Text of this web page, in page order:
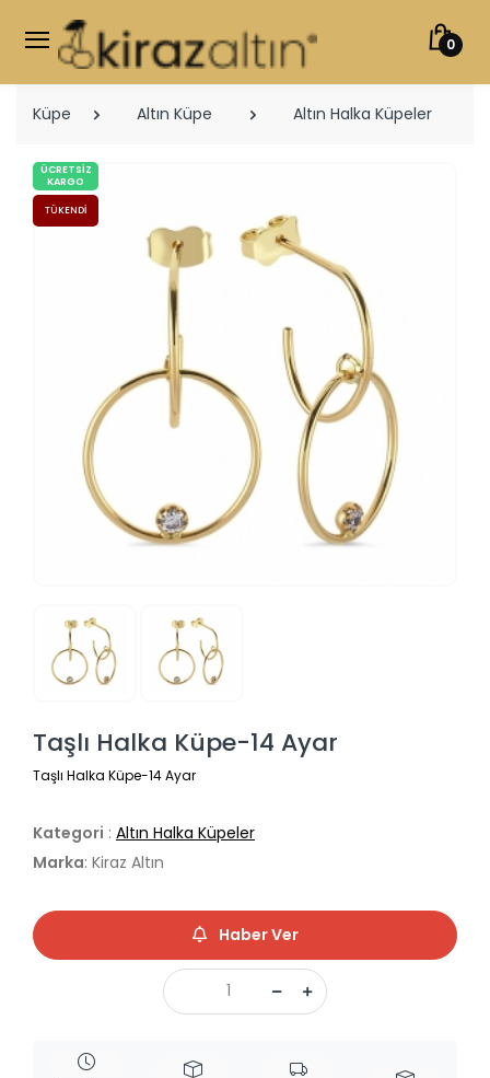
0
Küpe Altın Küpe Altın Halka Küpeler
ÜCRETSIZ
KARGO
TÜKENDI
Taşlı Halka Küpe-14 Ayar
Taşlı Halka Küpe-14 Ayar
Kategori : Altın Halka Küpeler
Marka: Kiraz Altın
Haber Ver